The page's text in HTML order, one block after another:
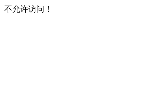
不允许访问！